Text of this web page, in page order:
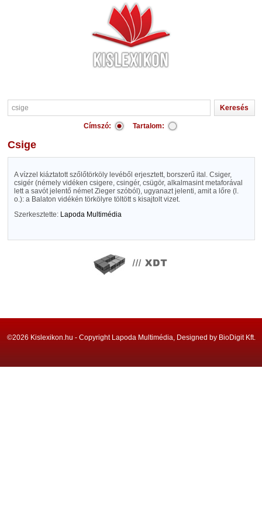
Címszó: Tartalom:
csige
A vízzel kiáztatott szőlőtörköly levéből erjesztett, borszerű ital. Csiger,
csigér (némely vidéken csigere, csingér, csügör, alkalmasint metaforával
lett a savót jelentő német Zieger szóból), ugyanazt jelenti, amit a lőre (l.
o.): a Balaton vidékén törkölyre töltött s kisajtolt vizet.
Szerkesztette: Lapoda Multimédia
©2026 Kislexikon.hu - Copyright Lapoda Multimédia, Designed by BioDigit Kft.